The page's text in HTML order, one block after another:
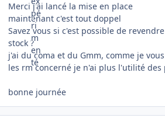
Merci j'ai lancé la mise en place
maintenant c'est tout doppel
Savez vous si c'est possible de
stock ?
j'ai du coma et du Gmm, comme je
les rm concerné je n'ai plus l'utilité des
bonne journée